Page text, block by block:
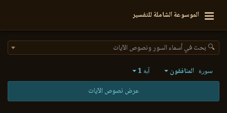
الموسوعة الشاملة للتفسير
🔍 بحث في أسماء السور ونصوص الآيات
سورة المنافقون آية 1
عرض نصوص الآيات